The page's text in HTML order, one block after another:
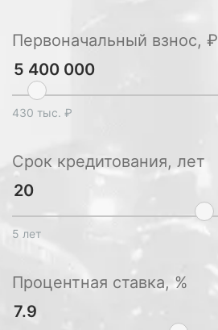
Первоначальный взнос, ₽
430 тыс. ₽
Срок кредитования, лет
5 лет
Процентная ставка, %